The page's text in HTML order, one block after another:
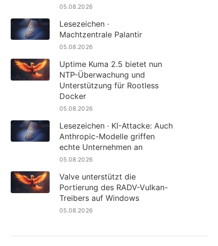
05.08.2026
Lesezeichen ·
Machtzentrale Palantir
05.08.2026
Uptime Kuma 2.5 bietet nun
NTP-Überwachung und
Unterstützung für Rootless
Docker
05.08.2026
Lesezeichen · KI-Attacke: Auch
Anthropic-Modelle griffen
echte Unternehmen an
05.08.2026
Valve unterstützt die
Portierung des RADV-Vulkan-
Treibers auf Windows
05.08.2026